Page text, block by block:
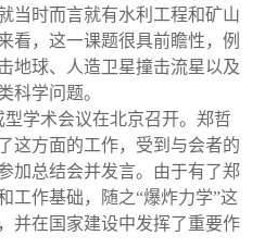
当时而言就有水利工程和矿山
看，这一课题很具前瞻性，例
地球、人造卫星撞击流星以及
科学问题。
型学术会议在北京召开。郑哲
这方面的工作，受到与会者的
加总结会并发言。由于有了郑
工作基础，随之“爆炸力学”这
并在国家建设中发挥了重要作